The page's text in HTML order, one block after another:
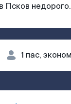
Псков недорого.